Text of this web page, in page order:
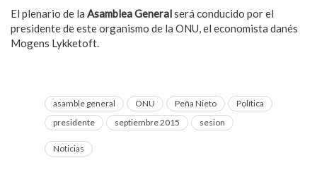
El plenario de la Asamblea Generalserá conducido por el
presidente de este organismo de la ONU, el economista danés
Mogens Lykketoft.
asamble general ONU Peña Nieto
Política
presidente
septiembre 2015 sesion
Noticias